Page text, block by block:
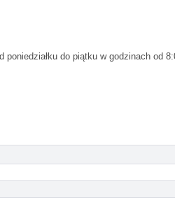
poniedziałku do piątku w godzinach od